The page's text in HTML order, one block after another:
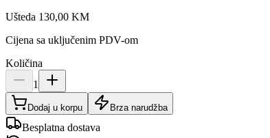
Ušteda 130,00 KM
Cijena sa uključenim PDV-om
Količina
1
Dodaj u korpu Brza narudžba
Besplatna dostava